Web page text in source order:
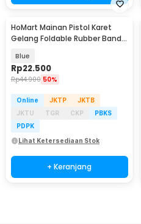
HoMart Mainan Pistol Karet
Gelang Foldable Rubber Band
Blue
Rp22.500
Rp44.900 50%
Online JKTP
JKTB
JKTU
TGR CKP
PBKS
PDPK
Lihat Ketersediaan Stok
+ Keranjang